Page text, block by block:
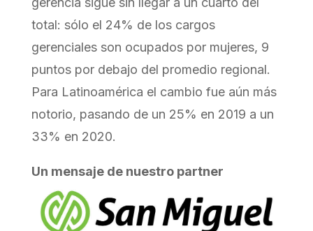
total: sólo el 24% de los cargos
gerenciales son ocupados por mujeres, 9
puntos por debajo del promedio regional.
Para Latinoamérica el cambio fue aún más
notorio, pasando de un 25% en 2019 a un
33% en 2020.
Un mensaje de nuestro partner